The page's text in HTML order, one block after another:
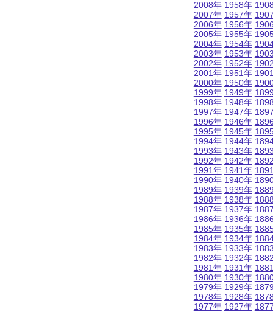
2008年
2007年
2006年
2005年
2004年
2003年
2002年
2001年
2000年
1999年
1998年
1997年
1996年
1995年
1994年
1993年
1992年
1991年
1990年
1989年
1988年
1987年
1986年
1985年
1984年
1983年
1982年
1981年
1980年
1979年
1978年
1977年
1958年
1957年
1956年
1955年
1954年
1953年
1952年
1951年
1950年
1949年
1948年
1947年
1946年
1945年
1944年
1943年
1942年
1941年
1940年
1939年
1938年
1937年
1936年
1935年
1934年
1933年
1932年
1931年
1930年
1929年
1928年
1927年